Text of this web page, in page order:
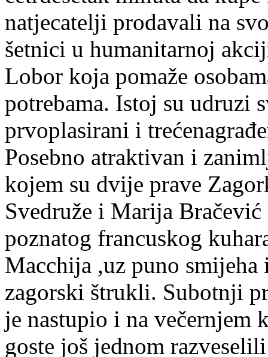
natjecatelji prodavali na
šetnici u humanitarnoj
Lobor koja pomaže
potrebama. Istoj su udruzi
prvoplasirani i
Posebno atraktivan i
kojem su dvije prave
Svedruže i Marija
poznatog francuskog
Macchija ,uz puno smijeha
zagorski štrukli. Subotnji
je nastupio i na večernjem
goste još jednom